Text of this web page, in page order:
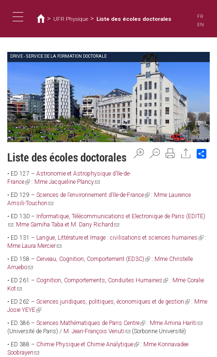
容
navigation
在
這
裡
> UFR Physique > Liste des écoles doctorales
FR
EN
DRIVE - SERVICE DE LA FORMATION DOCTORALE
Liste des écoles doctorales
• ED 127 – Astronomie et Astrophysique d’Ile-de-
France(link
external)
: Mme Jacqueline Plancy(link
e-
• ED 129 – Sciences de l’environnement d’Ile-de-France(link
: Mme Laurence
Amsili-Touchon (link
e-
mail)
• ED 130 – Informatique, Télécommunications et Electronique de Paris (EDITE)
(link
mail)
: Mme Samiha Taba et M. Dany Richard (link
e-
• ED 131 – Langue, Littérature et Image : civilisations et sciences humaines (link:
Mme Laura Mercier(link
e-
• ED 158 – Cerveau, Cognition, Comportement (ED3C) (link
: Mme Christelle
Arruebo(link
e-
• ED 261 – Cognition, Comportements, Conduites Humaines (link
: Mme Coralie
Kot(link
e-
mail)
• ED 262 – Sciences juridiques, politiques, économiques et de gestion (link
: Mme
Josie YEYE(link
external)
• ED 386 – Sciences Mathématiques de Paris Centre(link
is
: Mme Amina Hariti (link
(Université de Paris) / M. Jean-François Venuti (link
e-
(Sorbonne Université)
• ED 388 – Chimie Physique et Chimie Analytique(link
: Mme Konnavadee
Soobrayen (link